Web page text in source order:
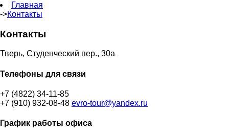
Главная
->Контакты
Контакты
Тверь, Студенческий пер., 30а
Телефоны для связи
+7 (4822) 34-11-85
+7 (910) 932-08-48 evro-tour@yandex.ru
График работы офиса